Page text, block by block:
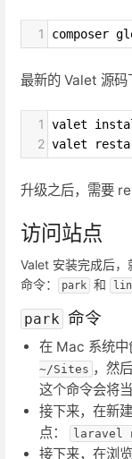
1 composer
最新的 Valet 源码
1 valet
2 valet
升级之后，需要
访问站点
Valet 安装完成后
命令：
park 和
park 命令
在 Mac 系统中
~/Sites ，然
这个命令会将
接下来，在新
点：
laravel
接下来，在浏